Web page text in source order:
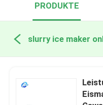
PRODUKTE
slurry ice maker